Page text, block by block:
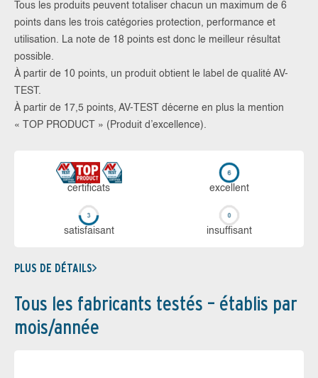
Tous les produits peuvent totaliser chacun un maximum de 6
points dans les trois catégories protection, performance et
utilisation. La note de 18 points est donc le meilleur résultat
possible.
À partir de 10 points, un produit obtient le label de qualité AV-
TEST.
À partir de 17,5 points, AV-TEST décerne en plus la mention
« TOP PRODUCT » (Produit d’excellence).
certi­ficats ex­cellent
sa­tis­fai­sant in­suf­fi­sant
PLUS DE DÉTAILS
Tous les fabricants testés – établis par
mois/année